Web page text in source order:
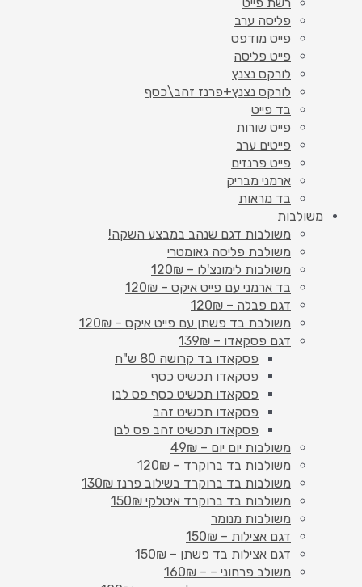
פליסה ערב
פייט מודפס
פייט פליסה
לורקס נצנץ
לורקס נצנץ+פרנז זהב\כסף
בד פייט
פייט שורות
פייטים ערב
פייט פרנזים
ארמני מבריק
בד מראות
משולבות
משולבות דגם שנהב במבצע השקה!
משולבת פליסה גאומטרי
משולבות לימונצ'לו – 120₪
בד ארמני עם פייט איקס – 120₪
דגם פבלה – 120₪
משולבת בד פשתן עם פייט איקס – 120₪
דגם פסקאדו – 139₪
פסקאדו בד קרושה 80 ש"ח
פסקאדו תכשיט כסף
פסקאדו תכשיט כסף פס לבן
פסקאדו תכשיט זהב
פסקאדו תכשיט זהב פס לבן
משולבות יום יום – 49₪
משולבות בד ברוקרד – 120₪
משולבות בד ברוקרד בשילוב פרנז 130₪
משולבות בד ברוקרד איטלקי 150₪
משולבות מנומר
דגם אצילות – 150₪
דגם אצילות בד פשתן – 150₪
משולב פרחוני – – 160₪